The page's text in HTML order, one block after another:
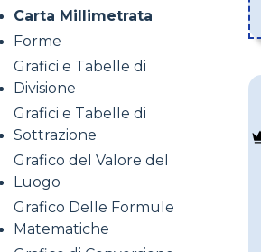
Carta Millimetrata
Forme
Grafici e Tabelle di
Divisione
Grafici e Tabelle di
Sottrazione
Grafico del Valore del
Luogo
Grafico Delle Formule
Matematiche